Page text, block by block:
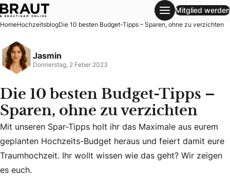
Die 10 besten Budget-Tipps – Sparen, ohne zu verzichten
Mitglied werden
HomeHochzeitsblogDie 10 besten Budget-Tipps – Sparen, ohne zu verzichten
Jasmin
Donnerstag, 2 Feber 2023
Die 10 besten Budget-Tipps –
Sparen, ohne zu verzichten
Mit unseren Spar-Tipps holt ihr das Maximale aus eurem
Mit unseren Spar-Tipps holt ihr das Maximale aus eurem
geplanten Hochzeits-Budget heraus und feiert damit eure
Traumhochzeit. Ihr wollt wissen wie das geht? Wir zeigen
es euch.